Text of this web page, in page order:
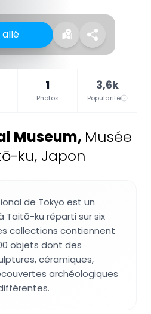
allé
1
Photos
3,6k
Popularité
Museum, Musée
ku, Japon
de Tokyo est un
Taitō-ku réparti sur six
collections contiennent
objets dont des
céramiques,
archéologiques